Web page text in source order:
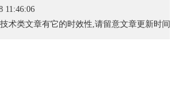
11:46:06
术类文章有它的时效性,请留意文章更新时